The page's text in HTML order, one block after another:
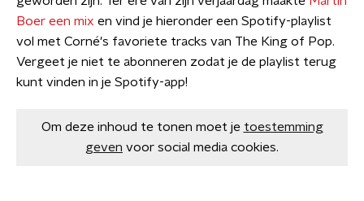
Boer een mix en vind je hieronder een Spotify-playlist
vol met Corné's favoriete tracks van The King of Pop.
Vergeet je niet te abonneren zodat je de playlist terug
kunt vinden in je Spotify-app!
Om deze inhoud te tonen moet je toestemming
geven voor social media cookies.